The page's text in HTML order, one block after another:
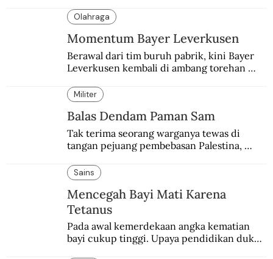
peringatan Hari Ibu.
Olahraga
Momentum Bayer Leverkusen
Berawal dari tim buruh pabrik, kini Bayer
Leverkusen kembali di ambang torehan
“Neverkusen”.
Militer
Balas Dendam Paman Sam
Tak terima seorang warganya tewas di
tangan pejuang pembebasan Palestina,
pembalasan.
Sains
Mencegah Bayi Mati Karena
Tetanus
Pada awal kemerdekaan angka kematian
bayi cukup tinggi. Upaya pendidikan dukun